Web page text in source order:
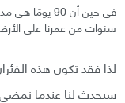
في حين أن
سنوات من عمرنا على
لذا فقد تكون هذه
سيحدث لنا عندما نمضي